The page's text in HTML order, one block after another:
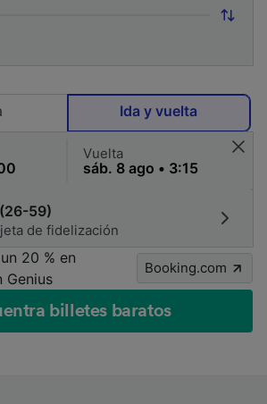
Ida y vuelta
Vuelta
59)
de fidelización
20 % en
Genius
Booking.com
billetes baratos